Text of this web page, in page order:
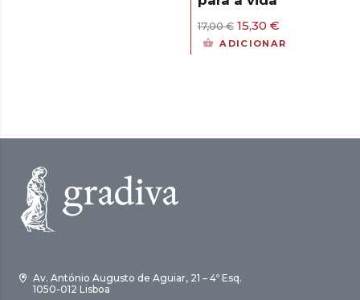
17,00€ O
preço
15,30 €O
preço
ADICIONAR
Av. António Augusto de Aguiar, 21 – 4º Esq.
1050-012 Lisboa